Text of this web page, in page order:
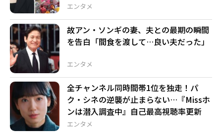
エンタメ
エンタメ
故アン・ソンギの妻、夫との最期の瞬間
を告白「間食を渡して…良い夫だった」
エンタメ
全チャンネル同時間帯1位を独走！パ
ク・シネの逆襲が止まらない…『Missホ
ンは潜入調査中』自己最高視聴率更新